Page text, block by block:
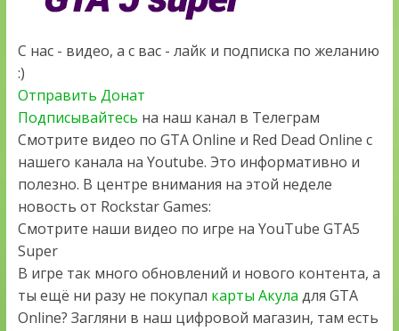
С нас - видео, а с вас - лайк и подписка по желанию
:)
Отправить Донат
Подписывайтесь на наш канал в Телеграм
Смотрите видео по GTA Online и Red Dead Online с
нашего канала на Youtube. Это информативно и
полезно. В центре внимания на этой неделе
новость от Rockstar Games:
Смотрите наши видео по игре на YouTube GTA5
Super
В игре так много обновлений и нового контента, а
ты ещё ни разу не покупал карты Акула для GTA
Online? Загляни в наш цифровой магазин, там есть